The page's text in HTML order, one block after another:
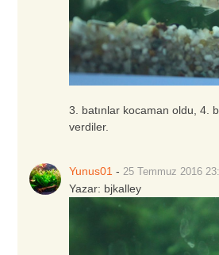
3. batınlar kocaman oldu, 4.
verdiler.
Yunus01 - 25 Temmuz 2016
Yazar: bjkalley